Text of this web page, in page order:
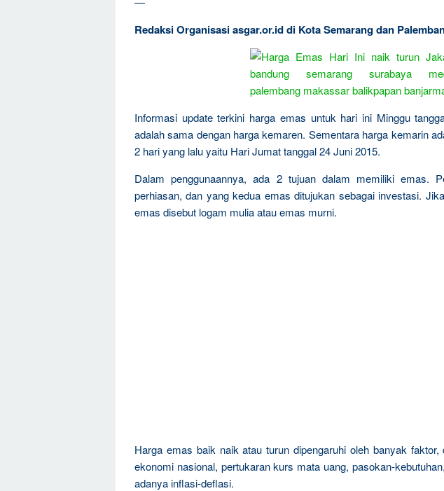
Redaksi Organisasi asgar.or.id di Kota Semarang dan
Informasi update terkini harga emas untuk hari ini Minggu
adalah sama dengan harga kemaren. Sementara harga kemarin
2 hari yang lalu yaitu Hari Jumat tanggal 24 Juni 2015.
Dalam penggunaannya, ada 2 tujuan dalam memiliki emas.
perhiasan, dan yang kedua emas ditujukan sebagai investasi.
emas disebut logam mulia atau emas murni.
Harga emas baik naik atau turun dipengaruhi oleh banyak faktor,
ekonomi nasional, pertukaran kurs mata uang, pasokan-
adanya inflasi-deflasi.